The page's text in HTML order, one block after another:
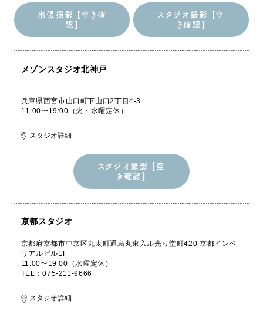
出張撮影 [空き確
認]
出張撮影 [空き確
スタジオ撮影 [空
き確認]
スタジオ撮影 [空
メゾンスタジオ北神戸
兵庫県西宮市山口町下山口2丁目4-3
11:00〜19:00（火・水曜定休）
スタジオ詳細
スタジオ撮影 [空
き確認]
スタジオ撮影 [空
京都スタジオ
京都府京都市中京区丸太町通烏丸東入ル光り堂町420 京都インペ
リアルビル1F
11:00〜19:00（水曜定休）
TEL：075-211-9666
スタジオ詳細